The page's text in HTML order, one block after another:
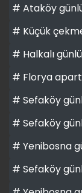
# Ataköy
# Küçük
# Halkalı
# Florya apart
# Sefaköy
# Sefaköy
# Yenibosna
# Sefaköy